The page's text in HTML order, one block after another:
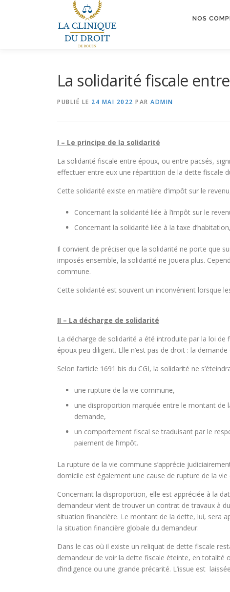
NOS
La solidarité fiscale
PUBLIÉ LE 24 MAI 2022 PAR ADMIN
I – Le principe de la solidarité
La solidarité fiscale entre époux, ou entre pacsés,
effectuer entre eux une répartition de la dette fiscale
Cette solidarité existe en matière d’impôt sur le
Concernant la solidarité liée à l’impôt sur le
Concernant la solidarité liée à la taxe
Il convient de préciser que la solidarité ne porte que
imposés ensemble, la solidarité ne jouera plus.
commune.
Cette solidarité est souvent un inconvénient lorsque
II – La décharge de solidarité
La décharge de solidarité a été introduite par la loi
époux peu diligent. Elle n’est pas de droit : la
Selon l’article 1691 bis du CGI, la solidarité ne
une rupture de la vie commune,
une disproportion marquée entre le montant de
demande,
un comportement fiscal se traduisant par le
paiement de l’impôt.
La rupture de la vie commune s’apprécie
domicile est également une cause de rupture de la
Concernant la disproportion, elle est appréciée à la
demandeur vient de trouver un contrat de travaux à
situation financière. Le montant de la dette, lui, sera
la situation financière globale du demandeur.
Dans le cas où il existe un reliquat de dette fiscale
demandeur de voir la dette fiscale éteinte, en totalité
d’indigence ou une grande précarité. L’issue est